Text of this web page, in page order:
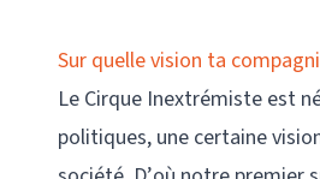
Sur quelle vision ta
Le Cirque Inextrémiste est
politiques, une certaine